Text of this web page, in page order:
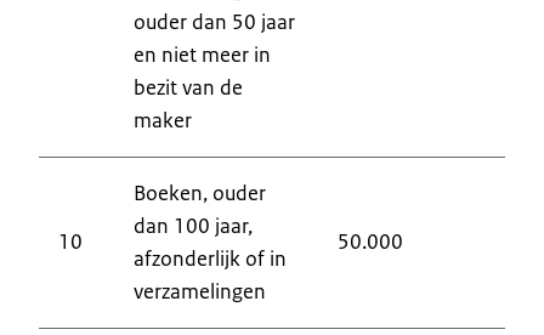
ouder dan 50 jaar
en niet meer in
bezit van de
maker
10
Boeken, ouder
dan 100 jaar,
afzonderlijk of in
verzamelingen
50.000